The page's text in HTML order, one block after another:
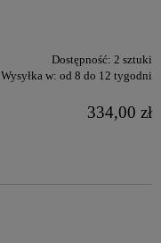
Dostępność: 2 sztuki
Wysyłka w: od 8 do 12 tygodni
334,00 zł